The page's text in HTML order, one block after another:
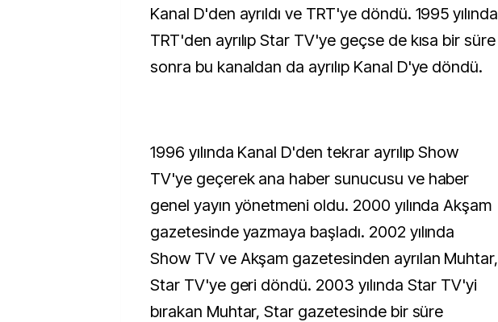
Kanal D'den ayrıldı ve TRT'ye döndü. 1995 yılında
TRT'den ayrılıp Star TV'ye geçse de kısa bir süre
sonra bu kanaldan da ayrılıp Kanal D'ye döndü.
1996 yılında Kanal D'den tekrar ayrılıp Show
TV'ye geçerek ana haber sunucusu ve haber
genel yayın yönetmeni oldu. 2000 yılında Akşam
gazetesinde yazmaya başladı. 2002 yılında
Show TV ve Akşam gazetesinden ayrılan Muhtar,
Star TV'ye geri döndü. 2003 yılında Star TV'yi
bırakan Muhtar, Star gazetesinde bir süre